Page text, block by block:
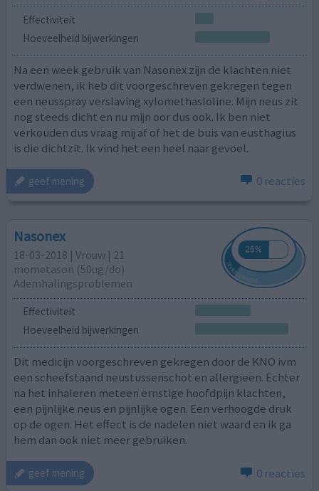
Effectiviteit
Hoeveelheid bijwerkingen
Na een week gebruik van Nasonex zijn de klachten niet
verdwenen, ik heb dit voorgeschreven gekregen tegen
een neusspray verslaving xylomethasloline. Mijn neus zit
nog steeds dicht en nu mijn oor dus ook. Ik ben niet
verkouden dus vraag mij af of het de buis van eusthagius
is die dichtzit. Ik vind het een heel naar gevoel.
geef mening 0 reacties
Nasonex
18-03-2018 | Vrouw | 21
mometason (50ug/do)
Ademhalingsproblemen
Effectiviteit
Hoeveelheid bijwerkingen
Dit medicijn voorgeschreven gekregen door de KNO ivm
een scheefstaand neustussenschot en allergieën. Echter
na het inhaleren meteen ernstige hoofdpijn klachten,
een pijnlijke neus en pijnlijke ogen. Een verhoogde druk
op de ogen. Het effect is de nadelen niet waard en ik ga
hem dan ook niet meer gebruiken.
geef mening 0 reacties